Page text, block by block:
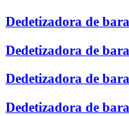
Dedetizadora de
Dedetizadora de
Dedetizadora de
Dedetizadora de